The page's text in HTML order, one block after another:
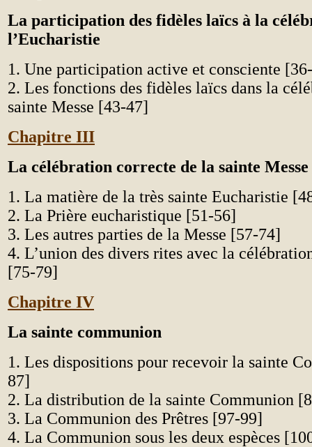
La participation des fidèles laïcs à la
l’Eucharistie
1. Une participation active et consciente
2. Les fonctions des fidèles laïcs dans la
sainte Messe [43-47]
Chapitre III
La célébration correcte de la sainte Messe
1. La matière de la très sainte Eucharistie
2. La Prière eucharistique [51-56]
3. Les autres parties de la Messe [57-74]
4. L’union des divers rites avec la
[75-79]
Chapitre IV
La sainte communion
1. Les dispositions pour recevoir la sainte
87]
2. La distribution de la sainte Communion
3. La Communion des Prêtres [97-99]
4. La Communion sous les deux espèces